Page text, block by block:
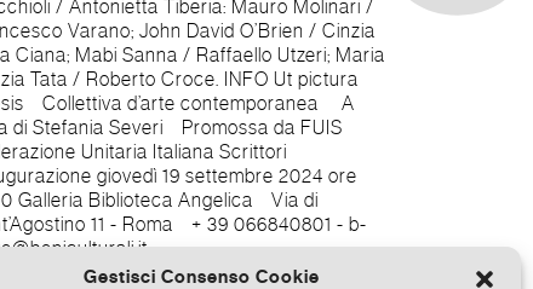
Gestisci Consenso Cookie